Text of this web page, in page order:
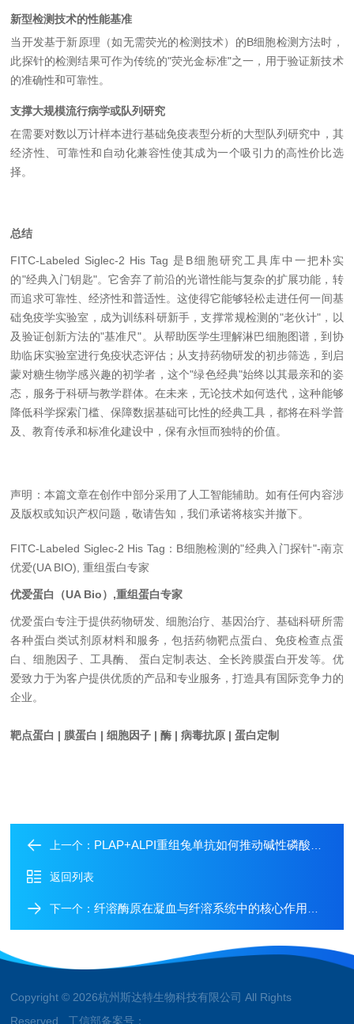
新型检测技术的性能基准
当开发基于新原理（如无需荧光的检测技术）的B细胞检测方法时，
此探针的检测结果可作为传统的"荧光金标准"之一，用于验证新技术
的准确性和可靠性。
支撑大规模流行病学或队列研究
在需要对数以万计样本进行基础免疫表型分析的大型队列研究中，其
经济性、可靠性和自动化兼容性使其成为一个吸引力的高性价比选
择。
总结
FITC-Labeled Siglec-2 His Tag 是B细胞研究工具库中一把朴实
的"经典入门钥匙"。它舍弃了前沿的光谱性能与复杂的扩展功能，转
而追求可靠性、经济性和普适性。这使得它能够轻松走进任何一间基
础免疫学实验室，成为训练科研新手，支撑常规检测的"老伙计"，以
及验证创新方法的"基准尺"。从帮助医学生理解淋巴细胞图谱，到协
助临床实验室进行免疫状态评估；从支持药物研发的初步筛选，到启
蒙对糖生物学感兴趣的初学者，这个"绿色经典"始终以其最亲和的姿
态，服务于科研与教学群体。在未来，无论技术如何迭代，这种能够
降低科学探索门槛、保障数据基础可比性的经典工具，都将在科学普
及、教育传承和标准化建设中，保有永恒而独特的价值。
声明：本篇文章在创作中部分采用了人工智能辅助。如有任何内容涉
及版权或知识产权问题，敬请告知，我们承诺将核实并撤下。
FITC-Labeled Siglec-2 His Tag：B细胞检测的"经典入门探针"-南京
优爱(UA BIO), 重组蛋白专家
优爱蛋白（UA Bio）,重组蛋白专家
优爱蛋白专注于提供药物研发、细胞治疗、基因治疗、基础科研所需
各种蛋白类试剂原材料和服务，包括药物靶点蛋白、免疫检查点蛋
白、细胞因子、工具酶、 蛋白定制表达、全长跨膜蛋白开发等。优
爱致力于为客户提供优质的产品和专业服务，打造具有国际竞争力的
企业。
靶点蛋白 | 膜蛋白 | 细胞因子 | 酶 | 病毒抗原 | 蛋白定制
上一个： PLAP+ALPI重组兔单抗如何推动碱性磷酸酶同工酶研究？
返回列表
下一个：纤溶酶原在凝血与纤溶系统中的核心作用是什么？
Copyright © 2026杭州斯达特生物科技有限公司 All Rights
Reserved 工信部备案号：